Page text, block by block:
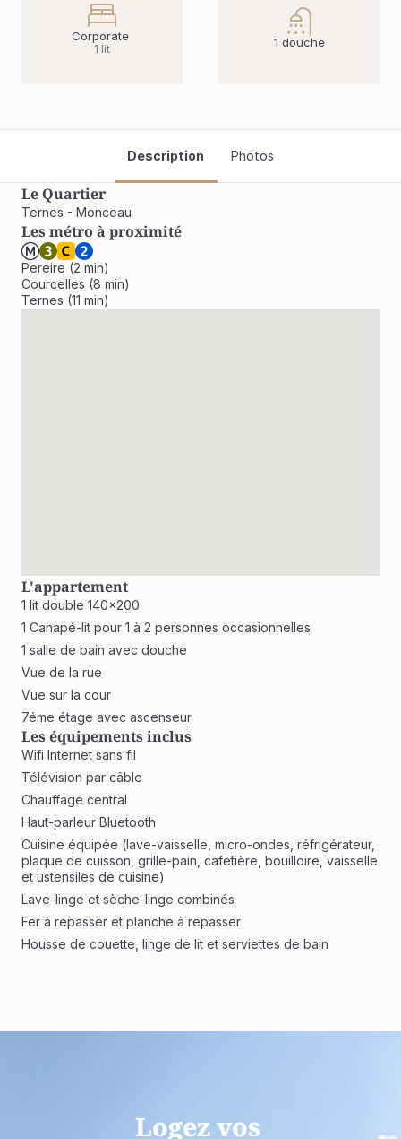
Corporate
1 lit 1 douche
Description Photos
Le Quartier
Ternes - Monceau
Les métro à proximité
Pereire (2 min)
Courcelles (8 min)
Ternes (11 min)
L'appartement
1 lit double 140x200
1 Canapé-lit pour 1 à 2 personnes occasionnelles
1 salle de bain avec douche
Vue de la rue
Vue sur la cour
7éme étage avec ascenseur
Les équipements inclus
Wifi Internet sans fil
Télévision par câble
Chauffage central
Haut-parleur Bluetooth
Cuisine équipée (lave-vaisselle, micro-ondes, réfrigérateur,
plaque de cuisson, grille-pain, cafetière, bouilloire, vaisselle
et ustensiles de cuisine)
Lave-linge et sèche-linge combinés
Fer à repasser et planche à repasser
Housse de couette, linge de lit et serviettes de bain
Logez vos